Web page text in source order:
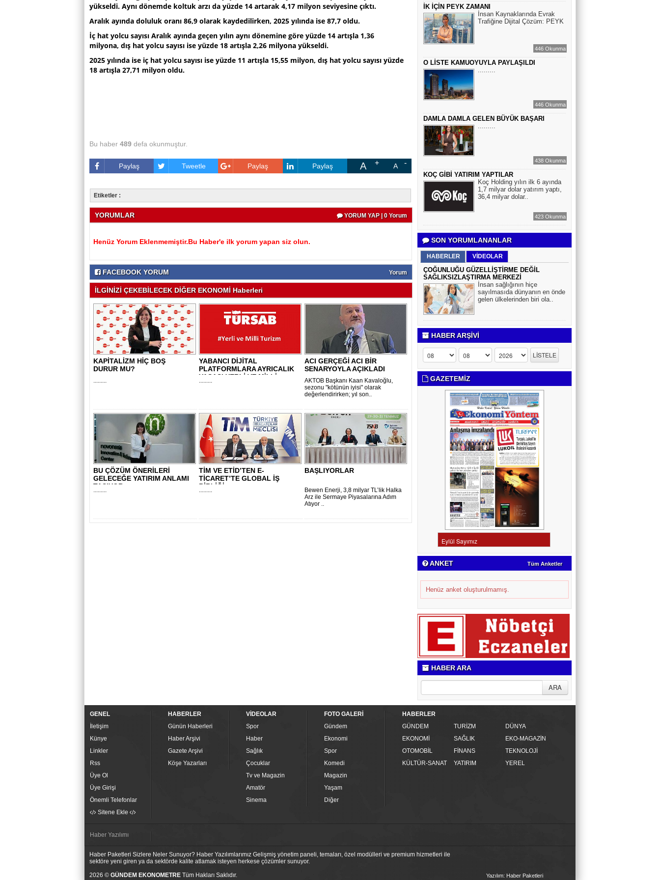
yükseldi. Aynı dönemde koltuk arzı da yüzde 14 artarak 4,17 milyon seviyesine çıktı.
Aralık ayında doluluk oranı 86,9 olarak kaydedilirken, 2025 yılında ise 87,7 oldu.
İç hat yolcu sayısı Aralık ayında geçen yılın aynı dönemine göre yüzde 14 artışla 1,36
milyona, dış hat yolcu sayısı ise yüzde 18 artışla 2,26 milyona yükseldi.
2025 yılında ise iç hat yolcu sayısı ise yüzde 11 artışla 15,55 milyon, dış hat yolcu sayısı yüzde
18 artışla 27,71 milyon oldu.
Bu haber 489 defa okunmuştur.
Paylaş Tweetle Paylaş Paylaş A A
Etiketler :
YORUMLAR YORUM YAP | 0 Yorum
Henüz Yorum Eklenmemiştir.Bu Haber'e ilk yorum yapan siz olun.
FACEBOOK YORUM Yorum
İLGİNİZİ ÇEKEBİLECEK DİĞER EKONOMİ Haberleri
KAPİTALİZM HİÇ BOŞ
DURUR MU?
.........
YABANCI DİJİTAL
PLATFORMLARA AYRICALIK
YASASI YERLİ VE MİLLİ..
.........
ACI GERÇEĞİ ACI BİR
SENARYOYLA AÇIKLADI
AKTOB Başkanı Kaan Kavaloğlu,
sezonu "kötünün iyisi" olarak
değerlendirirken; yıl son..
BU ÇÖZÜM ÖNERİLERİ
GELECEĞE YATIRIM ANLAMI
TAŞIYOR
.........
TİM VE ETİD’TEN E-
TİCARET’TE GLOBAL İŞ
BİRLİĞİ
.........
BAŞLIYORLAR
Bewen Enerji, 3,8 milyar TL’lik Halka
Arz ile Sermaye Piyasalarına Adım
Atıyor ..
BİR ROMAN DAHA
EMİR EMİRHANOĞLU
MACİT SOYDAN
BİR KEDİNİN GÖZLERİNE
İK İÇİN PEYK ZAMANI
İnsan Kaynaklarında Evrak
Trafiğine Dijital Çözüm: PEYK
446 Okunma
O LİSTE KAMUOYUYLA PAYLAŞILDI
.........
446 Okunma
DAMLA DAMLA GELEN BÜYÜK BAŞARI
.........
438 Okunma
KOÇ GİBİ YATIRIM YAPTILAR
Koç Holding yılın ilk 6 ayında
1,7 milyar dolar yatırım yaptı,
36,4 milyar dolar..
423 Okunma
SON YORUMLANANLAR
HABERLER VİDEOLAR
ÇOĞUNLUĞU GÜZELLİŞTİRME DEĞİL
SAĞLIKSIZLAŞTIRMA MERKEZİ
İnsan sağlığının hiçe
sayılmasıda dünyanın en önde
gelen ülkelerinden biri ola..
HABER ARŞİVİ
GAZETEMİZ
ANKET Tüm Anketler
Henüz anket oluşturulmamış.
HABER ARA
GENEL
İletişim
Künye
Linkler
Rss
Üye Ol
Üye Girişi
Önemli Telefonlar
Sitene Ekle
HABERLER
Günün Haberleri
Haber Arşivi
Gazete Arşivi
Köşe Yazarları
VİDEOLAR
Spor
Haber
Sağlık
Çocuklar
Tv ve Magazin
Amatör
Sinema
FOTO GALERİ
Gündem
Ekonomi
Spor
Komedi
Magazin
Yaşam
Diğer
HABERLER
GÜNDEM
TURİZM
DÜNYA
EKONOMİ
SAĞLIK
EKO-MAGAZİN
OTOMOBİL
FİNANS
TEKNOLOJİ
KÜLTÜR-SANAT
YATIRIM YEREL
Haber Yazılımı
Haber Paketleri Sizlere Neler Sunuyor? Haber Yazılımlarımız Gelişmiş yönetim paneli, temaları, özel modülleri ve premium hizmetleri ile
sektöre yeni giren ya da sektörde kalite atlamak isteyen herkese çözümler sunuyor.
2026 © GÜNDEM EKONOMETRE Tüm Hakları Saklıdır. Yazılım: Haber Paketleri